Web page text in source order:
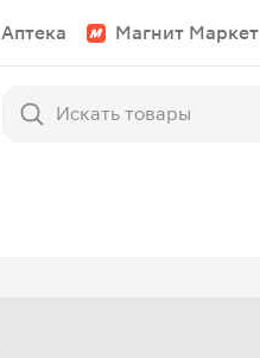
Аптека Магнит Маркет